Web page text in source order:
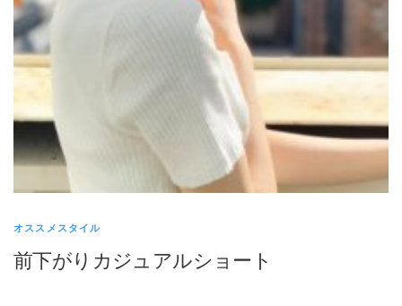
オススメスタイル
前下がりカジュアルショート